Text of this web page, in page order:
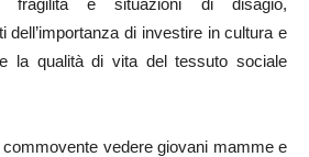
dell’importanza di investire in cultura e
la qualità di vita del tessuto sociale
commovente vedere giovani mamme e